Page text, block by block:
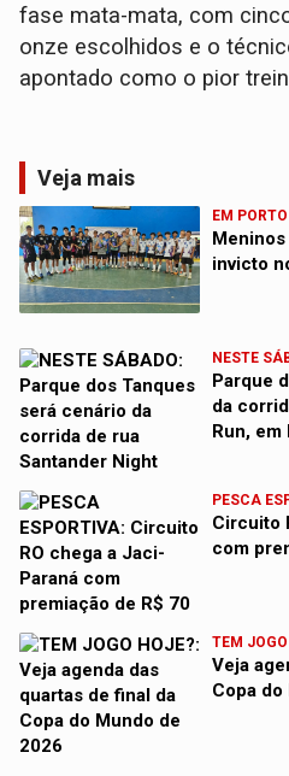
fase mata-mata, com
onze escolhidos e o
apontado como o pior
Veja mais
EM
invicto
NESTE
Parque
da
Run, em
PESCA
Circuito
com
TEM
Veja
Copa